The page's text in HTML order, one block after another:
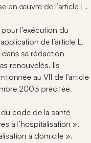
en œuvre de l’article L.
l’exécution du
de l’article L.
sa rédaction
renouvelés. Ils
au VII de l’article
2003 précitée.
du code de la santé
à l’hospitalisation »,
à domicile ».